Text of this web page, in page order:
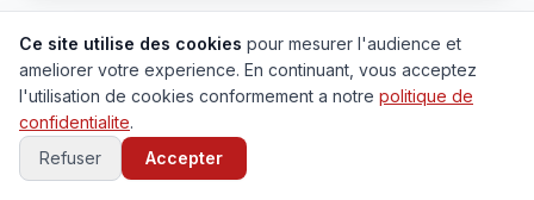
Ce site utilise des cookies pour mesurer l'audience et
ameliorer votre experience. En continuant, vous acceptez
l'utilisation de cookies conformement a notre politique de
confidentialite.
Refuser
Accepter